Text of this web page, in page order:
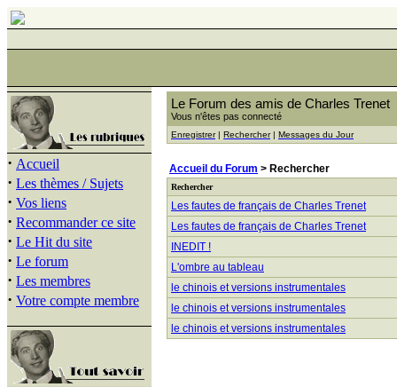
· Accueil
· Les thèmes / Sujets
· Vos liens
· Recommander ce site
· Le Hit du site
· Le forum
· Les membres
· Votre compte membre
Le Forum des amis de Charles Trenet
Vous n'êtes pas connecté
Enregistrer| Rechercher| Messages du Jour
Accueil du Forum > Rechercher
Rechercher
Les fautes de français de Charles Trenet
Les fautes de français de Charles Trenet
INEDIT !
L'ombre au tableau
le chinois et versions instrumentales
le chinois et versions instrumentales
le chinois et versions instrumentales